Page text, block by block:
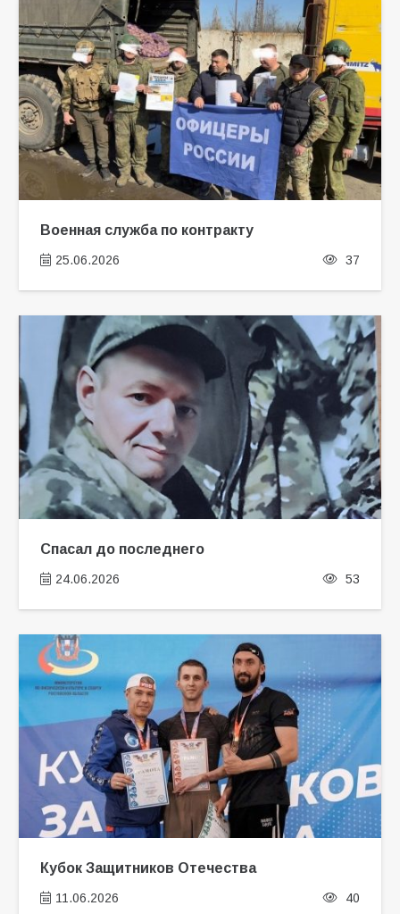
Военная служба по контракту
25.06.2026 37
Спасал до последнего
24.06.2026 53
Кубок Защитников Отечества
11.06.2026 40